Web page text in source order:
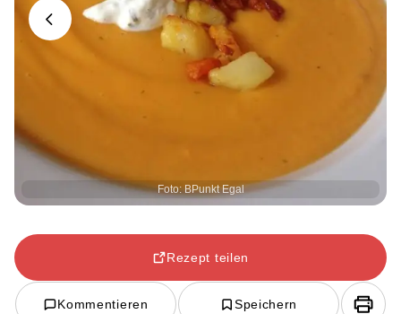
Foto: BPunkt Egal
Previous
Rezept teilen
Kommentieren Speichern